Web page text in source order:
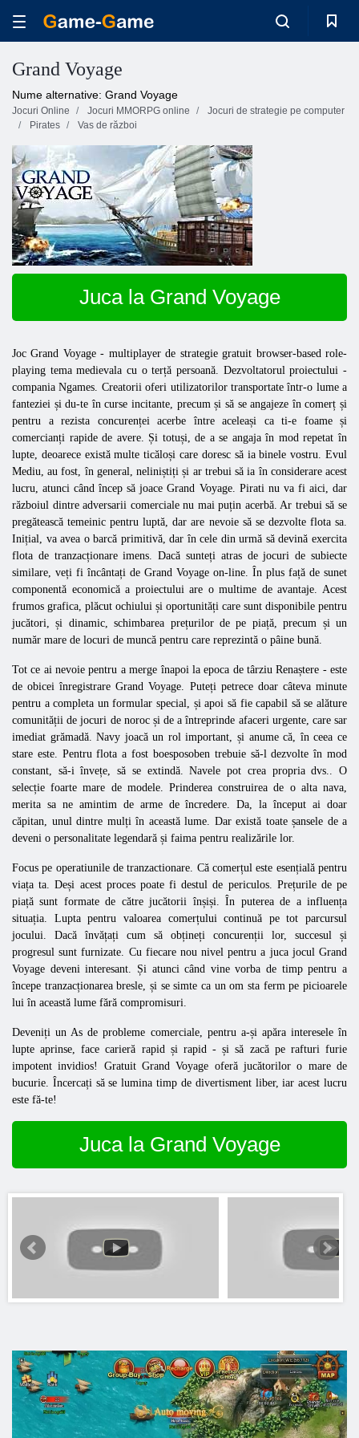
Grand Voyage
Nume alternative: Grand Voyage
Jocuri Online Jocuri MMORPG online
Jocuri de strategie pe computer
Pirates
Vas de război
Juca la Grand Voyage
Joc Grand Voyage - multiplayer de strategie gratuit browser-based role-
playing tema medievala cu o terță persoană. Dezvoltatorul proiectului -
companiaNgames. Creatorii oferi utilizatorilor transportate într-o lume a
fanteziei și du-te în curse incitante, precum și să se angajeze în comerț și
pentru a rezista concurenței acerbe între aceleași ca ti-e foame și
comercianți rapide de avere. Și totuși, de a se angaja în mod repetat în
lupte, deoarece există multe ticăloși care doresc să ia binele vostru. Evul
Mediu, au fost, în general, neliniștiți și ar trebui să ia în considerare acest
lucru, atunci când încep să joace Grand Voyage. Pirati nu va fi aici, dar
războiul dintre adversarii comerciale nu mai puțin acerbă. Ar trebui să se
pregătească temeinic pentru luptă, dar are nevoie să se dezvolte flota sa.
Inițial, va avea o barcă primitivă, dar în cele din urmă să devină exercita
flota de tranzacționare imens. Dacă sunteți atras de jocuri de subiecte
similare, veți fi încântați de Grand Voyage on-line. În plus față de sunet
componentă economică a proiectului are o multime de avantaje. Acest
frumos grafica, plăcut ochiului și oportunități care sunt disponibile pentru
jucători, și dinamic, schimbarea prețurilor de pe piață, precum și un
număr mare de locuri de muncă pentru care reprezintă o pâine bună.
Tot ce ai nevoie pentru a merge înapoi la epoca de târziuRenaștere - este
de obiceiînregistrare Grand Voyage. Puteți petrece doar câteva minute
pentru a completa un formular special, și apoi să fie capabil să se alăture
comunității de jocuri de noroc și de a întreprinde afaceri urgente, care sar
imediat grămadă. Navy joacă un rol important, și anume că, în ceea ce
stare este. Pentru flota a fost boesposoben trebuie să-l dezvolte în mod
constant, să-i învețe, să se extindă. Navele pot crea propria dvs.. O
selecție foarte mare de modele. Prinderea construirea de o alta nava,
merita sa ne amintim de arme de încredere. Da, la început ai doar
căpitan, unul dintre mulți în această lume. Dar există toate șansele de a
deveni o personalitate legendară și faima pentru realizările lor.
Focus pe operatiunile de tranzactionare. Că comerțul este esențială pentru
viața ta. Deși acest proces poate fi destul de periculos. Prețurile de pe
piață sunt formate de către jucătorii înșiși. În puterea de a influența
situația. Lupta pentru valoarea comerțului continuă pe tot parcursul
jocului. Dacă învățați cum să obțineți concurenții lor, succesul și
progresul sunt furnizate. Cu fiecare nou nivel pentru a juca jocul Grand
Voyage deveni interesant. Și atunci când vine vorba de timp pentru a
începe tranzacționarea bresle, și se simte ca un om sta ferm pe picioarele
lui în această lume fără compromisuri.
Deveniți un As de probleme comerciale, pentru a-și apăra interesele în
lupte aprinse, face carieră rapid și rapid - și să zacă pe rafturi furie
impotent invidios! Gratuit Grand Voyage oferă jucătorilor o mare de
bucurie. Încercați să se lumina timp de divertisment liber, iar acest lucru
este fă-te!
Juca la Grand Voyage